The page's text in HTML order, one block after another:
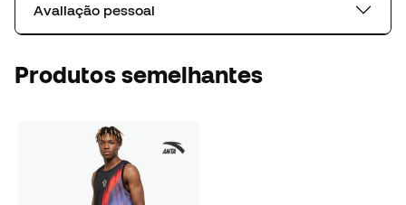
Avaliação pessoal
Produtos semelhantes